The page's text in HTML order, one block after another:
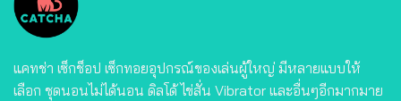
แคทช่า เซ็กช็อป เซ็กทอยอุปกรณ์ของเล่นผู้ใหญ่ มีหลายแบบให้
เลือก ชุดนอนไม่ได้นอน ดิลโด้ ไข่สั่น Vibrator และอื่นๆอีกมากมาย